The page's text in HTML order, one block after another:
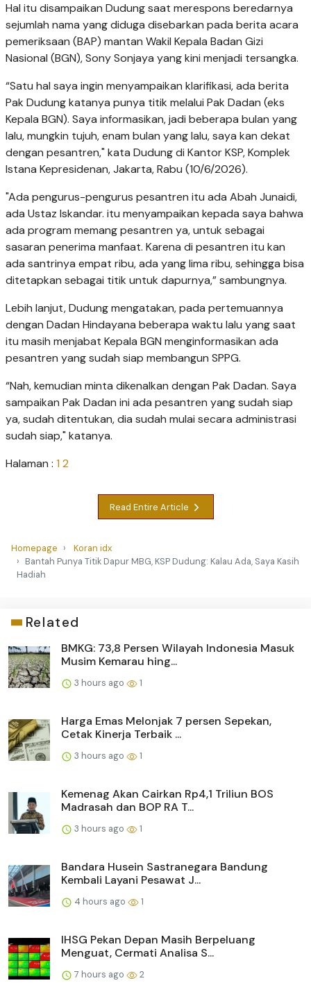
Hal itu disampaikan Dudung saat merespons beredarnya
sejumlah nama yang diduga disebarkan pada berita acara
pemeriksaan (BAP) mantan Wakil Kepala Badan Gizi
Nasional (BGN), Sony Sonjaya yang kini menjadi tersangka.
“Satu hal saya ingin menyampaikan klarifikasi, ada berita
Pak Dudung katanya punya titik melalui Pak Dadan (eks
Kepala BGN). Saya informasikan, jadi beberapa bulan yang
lalu, mungkin tujuh, enam bulan yang lalu, saya kan dekat
dengan pesantren," kata Dudung di Kantor KSP, Komplek
Istana Kepresidenan, Jakarta, Rabu (10/6/2026).
"Ada pengurus-pengurus pesantren itu ada Abah Junaidi,
ada Ustaz Iskandar. itu menyampaikan kepada saya bahwa
ada program memang pesantren ya, untuk sebagai
sasaran penerima manfaat. Karena di pesantren itu kan
ada santrinya empat ribu, ada yang lima ribu, sehingga bisa
ditetapkan sebagai titik untuk dapurnya,” sambungnya.
Lebih lanjut, Dudung mengatakan, pada pertemuannya
dengan Dadan Hindayana beberapa waktu lalu yang saat
itu masih menjabat Kepala BGN menginformasikan ada
pesantren yang sudah siap membangun SPPG.
“Nah, kemudian minta dikenalkan dengan Pak Dadan. Saya
sampaikan Pak Dadan ini ada pesantren yang sudah siap
ya, sudah ditentukan, dia sudah mulai secara administrasi
sudah siap," katanya.
Halaman : 1 2
Read Entire Article
Homepage
Koran idx
Bantah Punya Titik Dapur MBG, KSP Dudung: Kalau Ada, Saya Kasih
Hadiah
Related
BMKG: 73,8 Persen Wilayah Indonesia Masuk
Musim Kemarau hing...
3 hours ago 1
Harga Emas Melonjak 7 persen Sepekan,
Cetak Kinerja Terbaik ...
3 hours ago 1
Kemenag Akan Cairkan Rp4,1 Triliun BOS
Madrasah dan BOP RA T...
3 hours ago 1
Bandara Husein Sastranegara Bandung
Kembali Layani Pesawat J...
4 hours ago 1
IHSG Pekan Depan Masih Berpeluang
Menguat, Cermati Analisa S...
7 hours ago 2